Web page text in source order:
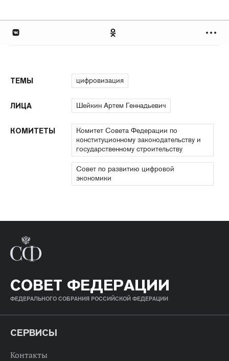
ТЕМЫ цифровизация
ЛИЦА Шейкин Артем Геннадьевич
КОМИТЕТЫ
Комитет Совета Федерации по
конституционному законодательству и
государственному строительству
Совет по развитию цифровой
экономики
СОВЕТ ФЕДЕРАЦИИ
ФЕДЕРАЛЬНОГО СОБРАНИЯ РОССИЙСКОЙ ФЕДЕРАЦИИ
СЕРВИСЫ
Контакты